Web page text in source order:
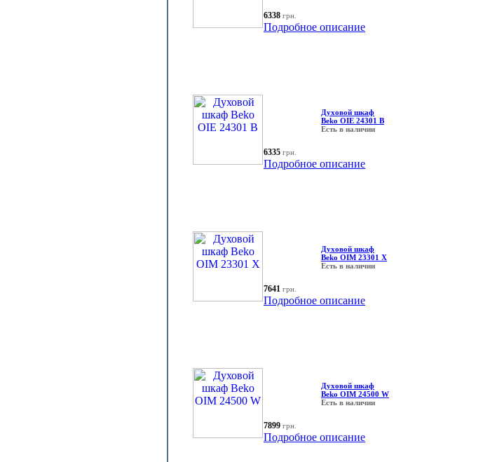
6338 грн.
Подробное описание
Духовой шкаф
Beko OIE 24301 B
Есть в наличии
6335 грн.
Подробное описание
Духовой шкаф
Beko OIM 23301 X
Есть в наличии
7641 грн.
Подробное описание
Духовой шкаф
Beko OIM 24500 W
Есть в наличии
7899 грн.
Подробное описание